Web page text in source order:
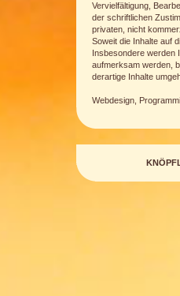
Vervielfältigung,
der schriftlichen
privaten, nicht
Soweit die Inhalte auf
Insbesondere werden
aufmerksam werden,
derartige Inhalte
Webdesign,